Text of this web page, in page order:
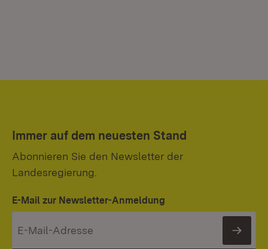
Immer auf dem neuesten Stand
Abonnieren Sie den Newsletter der
Landesregierung.
E-Mail zur Newsletter-Anmeldung